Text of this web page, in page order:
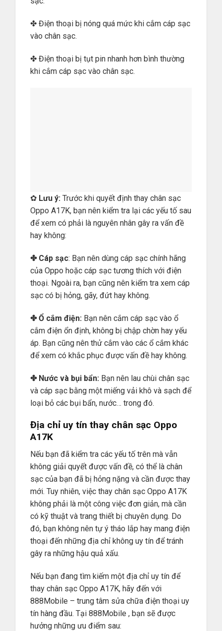
✤ Điện thoại bị nóng quá mức khi cắm cáp sạc
vào chân sạc.
✤ Điện thoại bị tụt pin nhanh hơn bình thường
khi cắm cáp sạc vào chân sạc.
✿ Lưu ý: Trước khi quyết định thay chân sạc
Oppo A17K, bạn nên kiểm tra lại các yếu tố sau
để xem có phải là nguyên nhân gây ra vấn đề
hay không:
✤ Cáp sạc: Bạn nên dùng cáp sạc chính hãng
của Oppo hoặc cáp sạc tương thích với điện
thoại. Ngoài ra, bạn cũng nên kiểm tra xem cáp
sạc có bị hỏng, gãy, đứt hay không.
✤ Ổ cắm điện: Bạn nên cắm cáp sạc vào ổ
cắm điện ổn định, không bị chập chờn hay yếu
áp. Bạn cũng nên thử cắm vào các ổ cắm khác
để xem có khắc phục được vấn đề hay không.
✤ Nước và bụi bẩn: Bạn nên lau chùi chân sạc
và cáp sạc bằng một miếng vải khô và sạch để
loại bỏ các bụi bẩn, nước… trong đó.
Địa chỉ uy tín thay chân sạc Oppo
A17K
Nếu bạn đã kiểm tra các yếu tố trên mà vẫn
không giải quyết được vấn đề, có thể là chân
sạc của bạn đã bị hỏng nặng và cần được thay
mới. Tuy nhiên, việc thay chân sạc Oppo A17K
không phải là một công việc đơn giản, mà cần
có kỹ thuật và trang thiết bị chuyên dụng. Do
đó, bạn không nên tự ý tháo lắp hay mang điện
thoại đến những địa chỉ không uy tín để tránh
gây ra những hậu quả xấu.
Nếu bạn đang tìm kiếm một địa chỉ uy tín để
thay chân sạc Oppo A17K, hãy đến với
888Mobile – trung tâm sửa chữa điện thoại uy
tín hàng đầu. Tại 888Mobile , bạn sẽ được
hưởng những ưu điểm sau: